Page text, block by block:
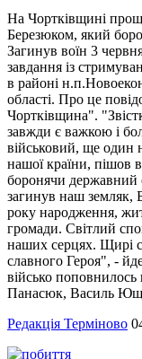
На Чортківщині
Березюком, який
Загинув воїн 3
завдання із
в районі
області. Про це
Чортківщина".
завжди є важкою і
військовий, ще один
нашої країни, пішов
боронячи державний
загинув наш земляк,
року народження,
громади. Світлий
наших серцях. Щирі
славного Героя", -
військо
Панасюк, Василь
Редакція Терміново